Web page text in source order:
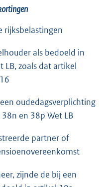
rijksbelastingen
als bedoeld in
LB, zoals dat artikel
oudedagsverplichting
en 38p Wet LB
partner of
zijnde de bij een